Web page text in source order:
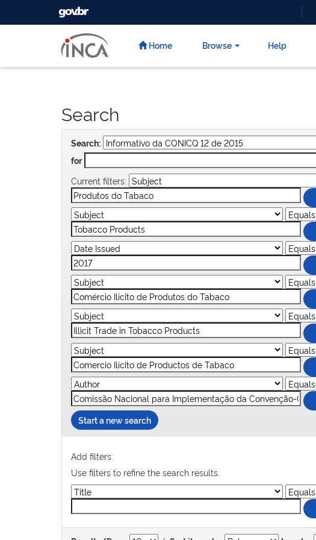
GOVBR
Home Browse Help
Search
Search:
for
Current filters:
Start a new search
Add filters:
Use filters to refine the search results.